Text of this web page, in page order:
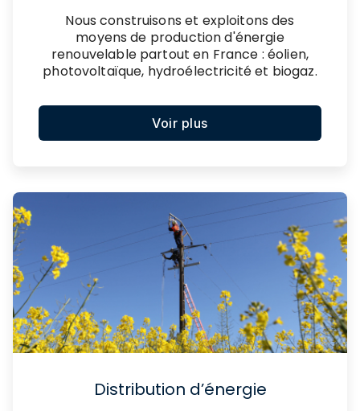
Nous construisons et exploitons des
moyens de production d'énergie
renouvelable partout en France : éolien,
photovoltaïque, hydroélectricité et biogaz.
Voir plus
Distribution d’énergie